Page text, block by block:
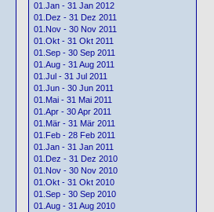
01.Jan - 31 Jan 2012
01.Dez - 31 Dez 2011
01.Nov - 30 Nov 2011
01.Okt - 31 Okt 2011
01.Sep - 30 Sep 2011
01.Aug - 31 Aug 2011
01.Jul - 31 Jul 2011
01.Jun - 30 Jun 2011
01.Mai - 31 Mai 2011
01.Apr - 30 Apr 2011
01.Mär - 31 Mär 2011
01.Feb - 28 Feb 2011
01.Jan - 31 Jan 2011
01.Dez - 31 Dez 2010
01.Nov - 30 Nov 2010
01.Okt - 31 Okt 2010
01.Sep - 30 Sep 2010
01.Aug - 31 Aug 2010